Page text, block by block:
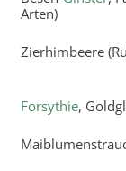
Arten)
Zierhimbeere
Forsythie,